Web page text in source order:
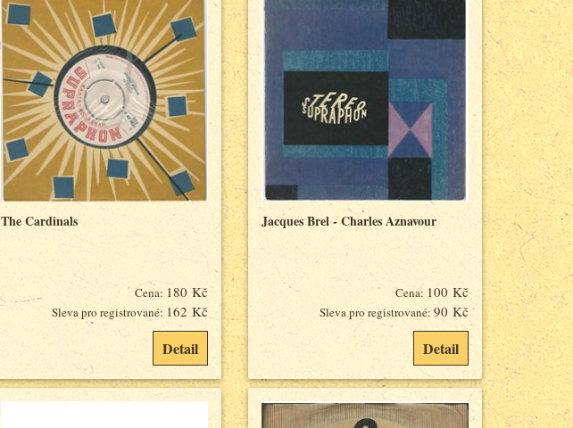
The Cardinals
Cena: 180 Kč
Sleva pro registrované: 162 Kč
Detail
Jacques Brel - Charles Aznavour
Cena: 100 Kč
Sleva pro registrované: 90 Kč
Detail